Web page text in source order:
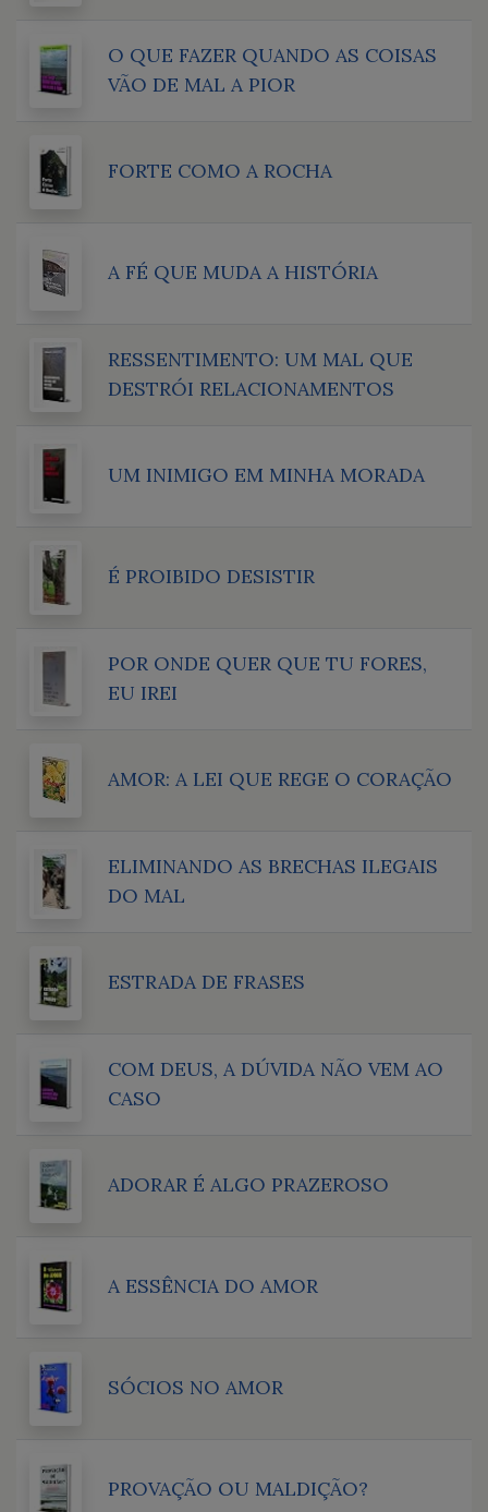
O QUE FAZER QUANDO AS COISAS
VÃO DE MAL A PIOR
FORTE COMO A ROCHA
A FÉ QUE MUDA A HISTÓRIA
RESSENTIMENTO: UM MAL QUE
DESTRÓI RELACIONAMENTOS
UM INIMIGO EM MINHA MORADA
É PROIBIDO DESISTIR
POR ONDE QUER QUE TU FORES,
EU IREI
AMOR: A LEI QUE REGE O CORAÇÃO
ELIMINANDO AS BRECHAS ILEGAIS
DO MAL
ESTRADA DE FRASES
COM DEUS, A DÚVIDA NÃO VEM AO
CASO
ADORAR É ALGO PRAZEROSO
A ESSÊNCIA DO AMOR
SÓCIOS NO AMOR
PROVAÇÃO OU MALDIÇÃO?